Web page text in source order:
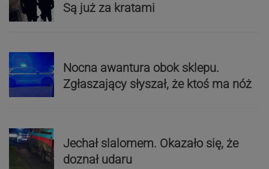
Są już za kratami
Nocna awantura obok sklepu.
Zgłaszający słyszał, że ktoś ma nóż
Jechał slalomem. Okazało się, że
doznał udaru